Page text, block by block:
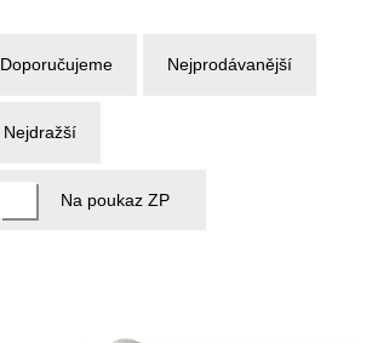
Doporučujeme Nejprodávanější
Nejdražší
Na poukaz ZP